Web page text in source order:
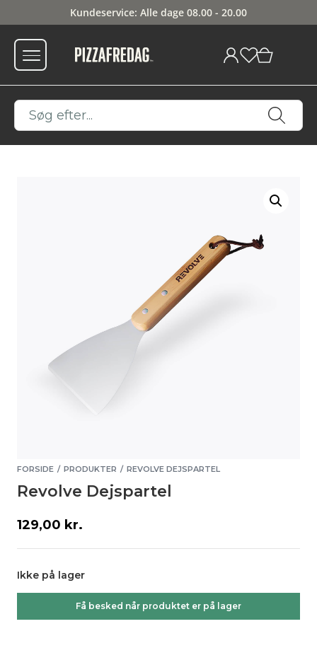
Kundeservice: Alle dage 08.00 - 20.00
FORSIDE / PRODUKTER / REVOLVE DEJSPARTEL
Revolve Dejspartel
129,00 kr.
Ikke på lager
Få besked når produktet er på lager